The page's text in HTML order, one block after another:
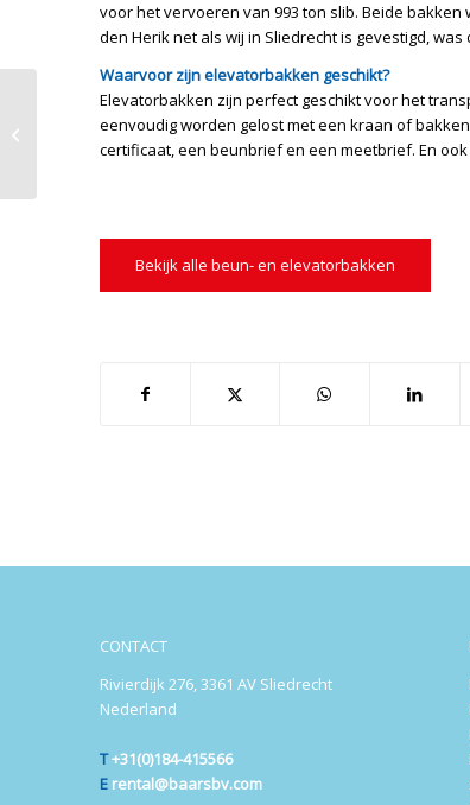
voor het vervoeren van 993 ton slib. Beide
den Herik net als wij in Sliedrecht is gevestigd,
Waarvoor zijn elevatorbakken geschikt?
Elevatorbakken zijn perfect geschikt voor het
eenvoudig worden gelost met een kraan of
certificaat, een beunbrief en een meetbrief. En
Bekijk alle beun- en elevatorbakken
CONTACT
Rivierdijk 276, 3361 AV Sliedrecht
Nederland
T+31(0)184-415566
E rental@baarsbv.com
Koppelpontons in
drinkwaterreservaat
de Gijster Natuurpark